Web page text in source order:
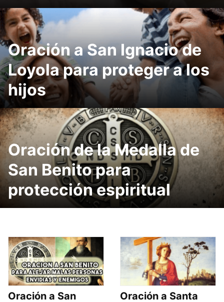
Oración a San Ignacio de
Loyola para proteger a los
hijos
Oración de la Medalla de
San Benito para
protección espiritual
Oración a San
Oración a Santa